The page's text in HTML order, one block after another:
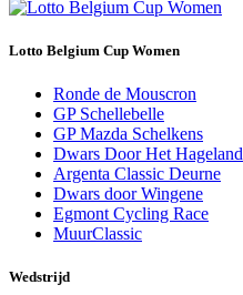
Lotto Belgium Cup Women
Ronde de Mouscron
GP Schellebelle
GP Mazda Schelkens
Dwars Door Het Hageland
Argenta Classic Deurne
Dwars door Wingene
Egmont Cycling Race
MuurClassic
Wedstrijd